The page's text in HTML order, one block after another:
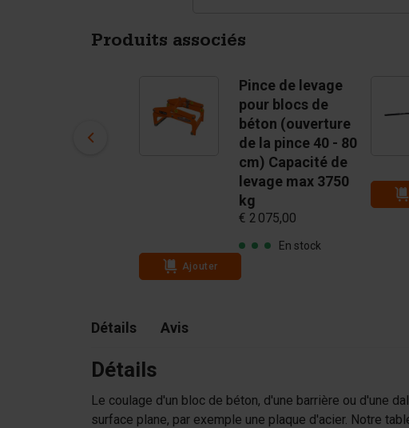
Produits associés
Pince de levage
pour blocs de
béton (ouverture
de la pince 40 - 80
cm) Capacité de
levage max 3750
kg
€ 2 075,00
En stock
Ajouter
Détails Avis
Détails
Le coulage d'un bloc de béton, d'une barrière ou d'une
surface plane, par exemple une plaque d'acier. Notre